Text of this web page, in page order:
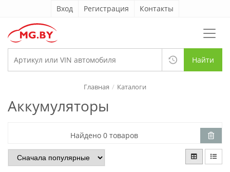
Вход Регистрация Контакты
Найти
Аккумуляторы
Главная Каталоги
Найдено 0 товаров